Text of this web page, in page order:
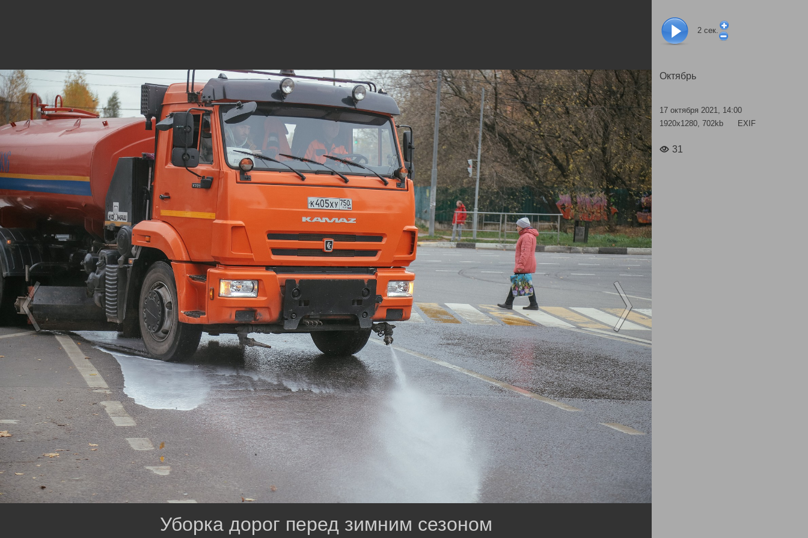
2 сек.
Октябрь
17 октября 2021, 14:00
1920x1280, 702kb
EXIF
31
Уборка дорог перед зимним сезоном